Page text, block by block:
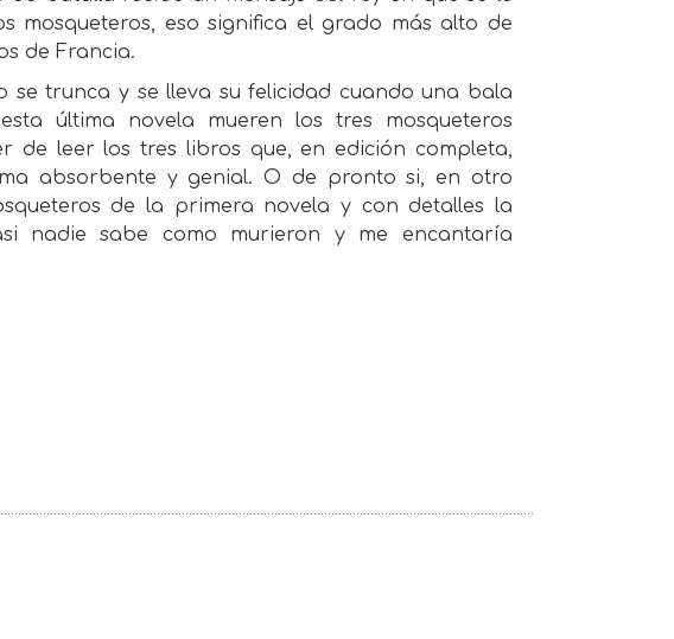
mosqueteros, eso significa el grado más alto de
de Francia.
se trunca y se lleva su felicidad cuando una bala
última novela mueren los tres mosqueteros
de leer los tres libros que, en edición completa,
absorbente y genial. O de pronto si, en otro
de la primera novela y con detalles la
nadie sabe como murieron y me encantaría